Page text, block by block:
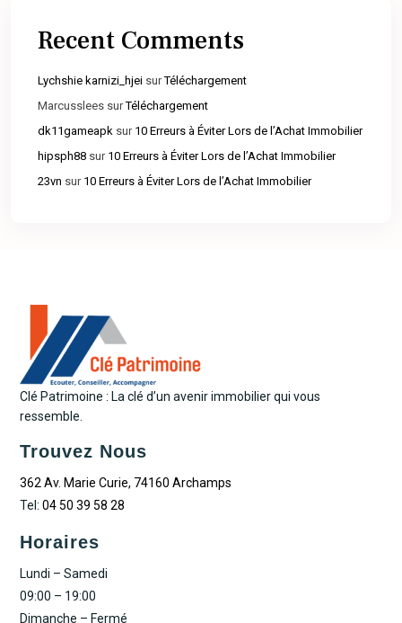
Recent Comments
Lychshie karnizi_hjei surTéléchargement
Marcusslees surTéléchargement
dk11gameapk sur 10 Erreurs à Éviter Lors de l’Achat Immobilier
hipsph88 sur 10 Erreurs à Éviter Lors de l’Achat Immobilier
23vn sur 10 Erreurs à Éviter Lors de l’Achat Immobilier
Clé Patrimoine : La clé d’un avenir immobilier qui vous
ressemble.
Trouvez Nous
362 Av. Marie Curie, 74160 Archamps
Tel:04 50 39 58 28
Horaires
Lundi – Samedi
09:00 – 19:00
Dimanche – Fermé